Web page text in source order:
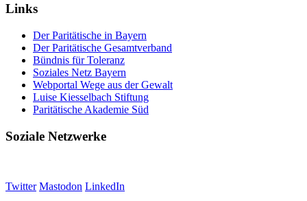
Links
Der Paritätische in Bayern
Der Paritätische Gesamtverband
Bündnis für Toleranz
Soziales Netz Bayern
Webportal Wege aus der Gewalt
Luise Kiesselbach Stiftung
Paritätische Akademie Süd
Soziale Netzwerke
Twitter Mastodon LinkedIn